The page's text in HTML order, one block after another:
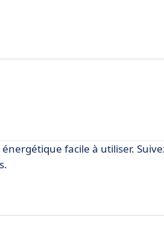
facile à utiliser.